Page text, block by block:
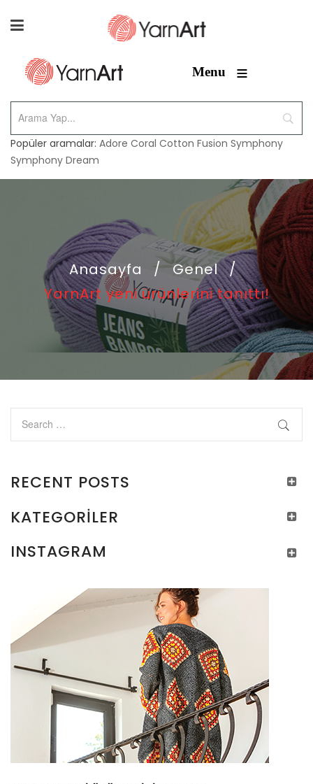
Menu ≡
Popüler aramalar: Adore Coral Cotton Fusion Symphony
Symphony Dream
Anasayfa / Genel /
YarnArt yeni ürünlerini tanıttı!
RECENT POSTS
KATEGORILER
INSTAGRAM